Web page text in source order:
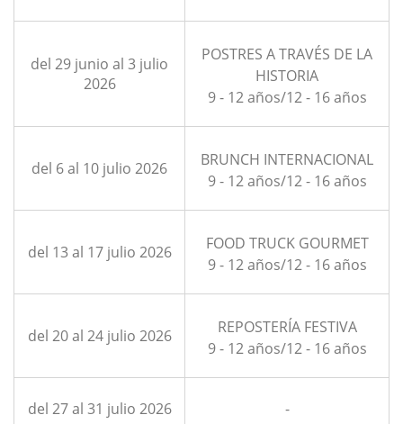
del 29 junio al 3 julio
2026
POSTRES A TRAVÉS DE LA
HISTORIA
9 - 12 años/12 - 16 años
del 6 al 10 julio 2026
BRUNCH INTERNACIONAL
9 - 12 años/12 - 16 años
del 13 al 17 julio 2026
FOOD TRUCK GOURMET
9 - 12 años/12 - 16 años
del 20 al 24 julio 2026
REPOSTERÍA FESTIVA
9 - 12 años/12 - 16 años
del 27 al 31 julio 2026 -